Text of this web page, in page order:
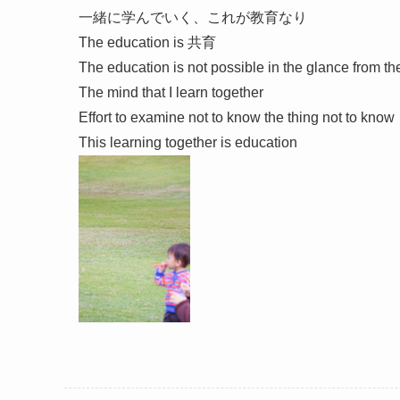
一緒に学んでいく、これが教育なり
The education is 共育
The education is not possible in the glance from
The mind that I learn together
Effort to examine not to know the thing not to know
This learning together is education